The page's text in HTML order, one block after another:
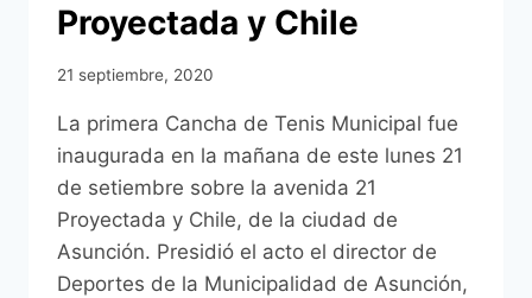
Proyectada y Chile
21 septiembre, 2020
La primera Cancha de Tenis Municipal fue
inaugurada en la mañana de este lunes 21
de setiembre sobre la avenida 21
Proyectada y Chile, de la ciudad de
Asunción. Presidió el acto el director de
Deportes de la Municipalidad de Asunción,